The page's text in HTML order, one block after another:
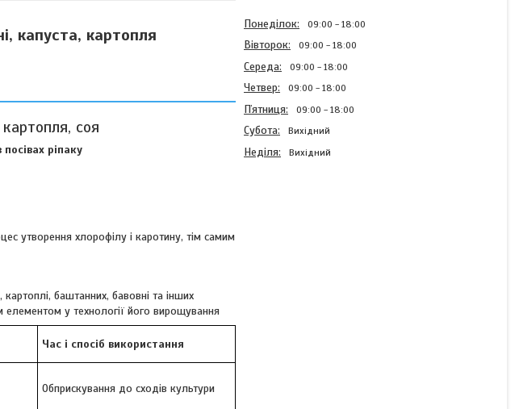
капуста, картопля
соя
ріпаку
утворення хлорофілу і каротину, тім самим
баштанних, бавовні та інших
елементом у технології його вирощування
Час і спосіб використання
Обприскування до сходів культури
Понеділок 09:00 18:00
Вівторок 09:00 18:00
Середа 09:00 18:00
Четвер 09:00 18:00
Пʼятниця 09:00 18:00
Субота Вихідний
Неділя Вихідний